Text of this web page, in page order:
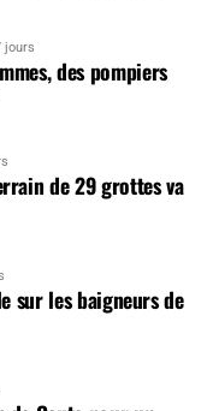
jours
des pompiers
de 29 grottes va
sur les baigneurs de